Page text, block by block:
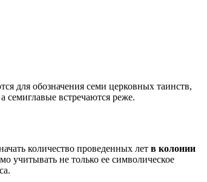
для обозначения семи церковных таинств,
семиглавые встречаются реже.
количество проведенных лет в колонии
учитывать не только ее символическое